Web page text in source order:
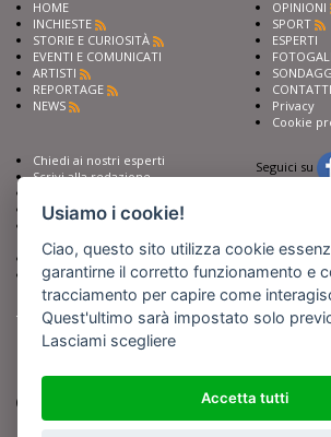
HOME
INCHIESTE
STORIE E CURIOSITÀ
EVENTI E COMUNICATI
ARTISTI
REPORTAGE
NEWS
OPINIONI
SPORT
ESPERTI
CONTATTI
Privacy
Cookie
Chiedi ai nostri esperti
Scrivi alla redazione
Sostieni Barinedita
Iscriviti al nostro corso di
giornalismo
Compra i nostri libri
Entra in Barinedita Map
Seguici su
BARIREPORT s.a.s., Partita IVA 07355350724
Copyright BARIREPORT s.a.s. All rights reserved -
(tranne che non vi sia uno specifico anno di scatto
Usiamo i cookie!
Ciao, questo sito utilizza cookie
garantirne il corretto funzionamento e
tracciamento per capire come
Quest'ultimo sarà impostato solo
Lasciami scegliere
Accetta tutti